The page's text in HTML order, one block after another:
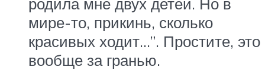
мире-то, прикинь, сколько
красивых ходит…”. Простите, это
вообще за гранью.